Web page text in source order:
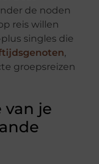
de noden
reis willen
singles die
,
groepsreizen
van je